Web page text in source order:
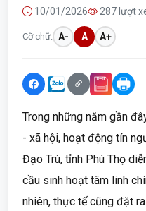
10/01/2026 287 lượt
Cỡ chữ: A- A A+
Trong những năm gần
- xã hội, hoạt động tín
Đạo Trù, tỉnh Phú Thọ
cầu sinh hoạt tâm linh
nhiên, thực tế cũng đặt